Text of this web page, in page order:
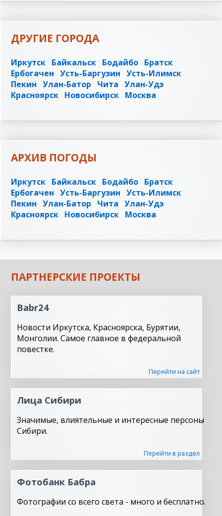
ДРУГИЕ ГОРОДА
Иркутск Байкальск Бодайбо Братск
Ербогачен Усть-Баргузин Усть-Илимск
Пекин Улан-Батор Чита Улан-Удэ
Красноярск Новосибирск Москва
АРХИВ ПОГОДЫ
Иркутск Байкальск Бодайбо Братск
Ербогачен Усть-Баргузин Усть-Илимск
Пекин Улан-Батор Чита Улан-Удэ
Красноярск Новосибирск Москва
ПАРТНЕРСКИЕ ПРОЕКТЫ
Babr24
Новости Иркутска, Красноярска, Бурятии,
Монголии. Самое главное в федеральной
повестке.
Перейти на сайт
Лица Сибири
Значимые, влиятельные и интересные персоны
Сибири.
Перейти в раздел
Фотобанк Бабра
Фотографии со всего света - много и бесплатно.